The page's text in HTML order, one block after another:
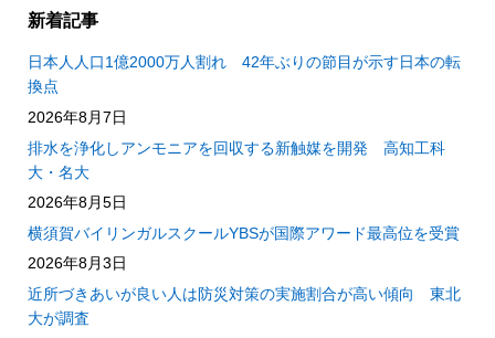
新着記事
日本人人口1億2000万人割れ 42年ぶりの節目が示す日本の転
換点
2026年8月7日
排水を浄化しアンモニアを回収する新触媒を開発 高知工科
大・名大
2026年8月5日
横須賀バイリンガルスクールYBSが国際アワード最高位を受賞
2026年8月3日
近所づきあいが良い人は防災対策の実施割合が高い傾向 東北
大が調査